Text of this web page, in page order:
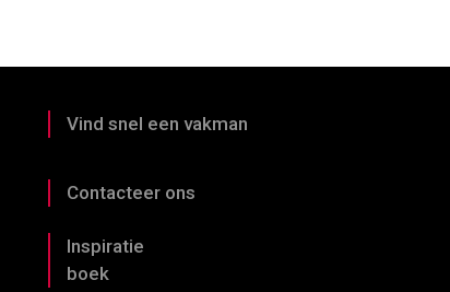
Vind snel een vakman
Contacteer ons
Inspiratie
boek